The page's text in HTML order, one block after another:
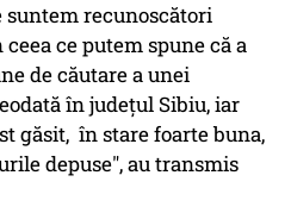
recunoscători
ce putem spune că a
de căutare a unei
în județul Sibiu, iar
găsit, în stare foarte buna,
depuse", au transmis